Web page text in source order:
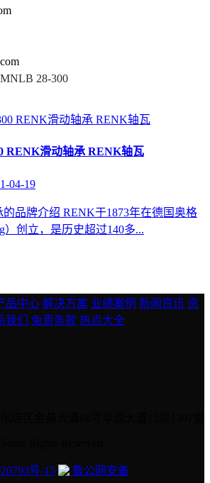
28-300
RENK滑动轴承 RENK轴瓦
04-19
品牌介绍 RENK于1873年在德国奥格
）创立，是历史超过140多...
品中心 解决方案 业绩案例 新闻资讯 资
我们 免责条款 热点大全
号-15
鲁公网安备